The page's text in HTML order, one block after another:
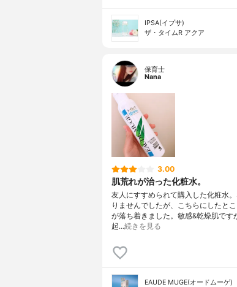
IPSA(イプサ)
ザ・タイムR アクア
保育士
Nana
3.00
肌荒れが治った化粧水。
友人にすすめられて購入した化粧水
りませんでしたが、こちらにしたと
が落ち着きました。敏感&乾燥肌です
起…続きを見る
EAUDE MUGE(オードムーゲ)